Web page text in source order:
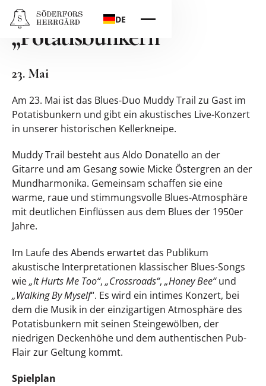
DE
Bluesabend im
„Potatisbunkern“
23. Mai
Am 23. Mai ist das Blues-Duo Muddy Trail zu Gast im
Potatisbunkern und gibt ein akustisches Live-Konzert
in unserer historischen Kellerkneipe.
Muddy Trail besteht aus Aldo Donatello an der
Gitarre und am Gesang sowie Micke Östergren an der
Mundharmonika. Gemeinsam schaffen sie eine
warme, raue und stimmungsvolle Blues-Atmosphäre
mit deutlichen Einflüssen aus dem Blues der 1950er
Jahre.
Im Laufe des Abends erwartet das Publikum
akustische Interpretationen klassischer Blues-Songs
wie„It Hurts Me Too“, „Crossroads“, „Honey Bee“und
„Walking By Myself“. Es wird ein intimes Konzert, bei
dem die Musik in der einzigartigen Atmosphäre des
Potatisbunkern mit seinen Steingewölben, der
niedrigen Deckenhöhe und dem authentischen Pub-
Flair zur Geltung kommt.
Spielplan